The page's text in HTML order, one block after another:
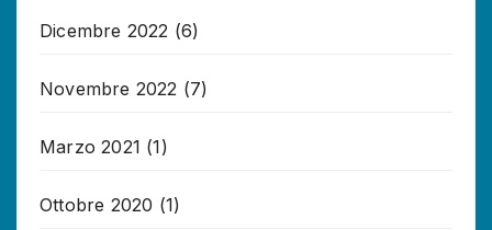
Dicembre 2022 (6)
Novembre 2022 (7)
Marzo 2021 (1)
Ottobre 2020 (1)